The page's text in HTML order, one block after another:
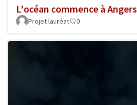
L'océan commence à Angers
Projet lauréat 0